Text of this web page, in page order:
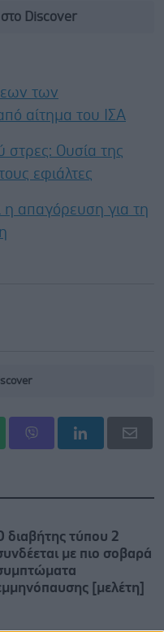
Discover
των
αίτημα του ΙΣΑ
στρες: Ουσία της
εφιάλτες
απαγόρευση για τη
διαβήτης τύπου 2
με πιο σοβαρά
[μελέτη]